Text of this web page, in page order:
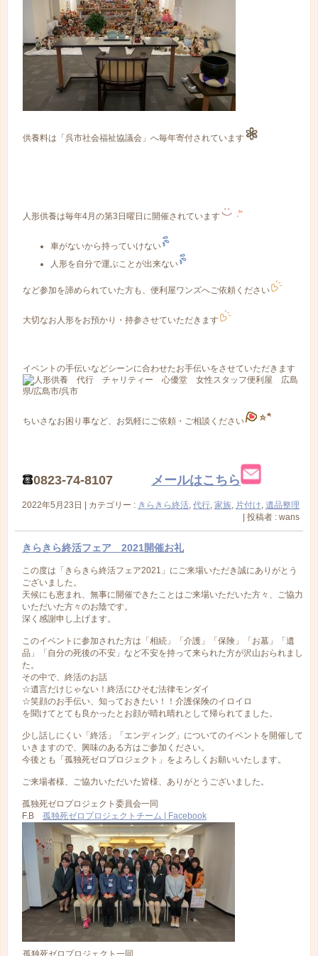
供養料は「呉市社会福祉協議会」へ毎年寄付されています
人形供養は毎年4月の第3日曜日に開催されています
車がないから持っていけない
人形を自分で運ぶことが出来ない
など参加を諦められていた方も、便利屋ワンズへご依頼ください
大切なお人形をお預かり・持参させていただきます
イベントの手伝いなどシーンに合わせたお手伝いをさせていただきます
ちいさなお困り事など、お気軽にご依頼・ご相談ください
0823-74-8107 メールはこちら
2022年5月23日 | カテゴリー : きらきら終活, 代行, 家族, 片付け, 遺品整理
| 投稿者 : wans
きらきら終活フェア 2021開催お礼
この度は「きらきら終活フェア2021」にご来場いただき誠にありがとう
ございました。
天候にも恵まれ、無事に開催できたことはご来場いただいた方々、ご協力
いただいた方々のお陰です。
深く感謝申し上げます。
このイベントに参加された方は「相続」「介護」「保険」「お墓」「遺
品」「自分の死後の不安」など不安を持って来られた方が沢山おられまし
た。
その中で、終活のお話
☆遺言だけじゃない！終活にひそむ法律モンダイ
☆笑顔のお手伝い、知っておきたい！！介護保険のイロイロ
を聞けてとても良かったとお顔が晴れ晴れとして帰られてました。
少し話しにくい「終活」「エンディング」についてのイベントを開催して
いきますので、興味のある方はご参加ください。
今後とも「孤独死ゼロプロジェクト」をよろしくお願いいたします。
ご来場者様、ご協力いただいた皆様、ありがとうございました。
孤独死ゼロプロジェクト委員会一同
F.B 孤独死ゼロプロジェクトチーム | Facebook
孤独死ゼロプロジェクト一同